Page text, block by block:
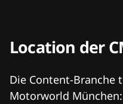
Location der
Die Content-Branche
Motorworld München: